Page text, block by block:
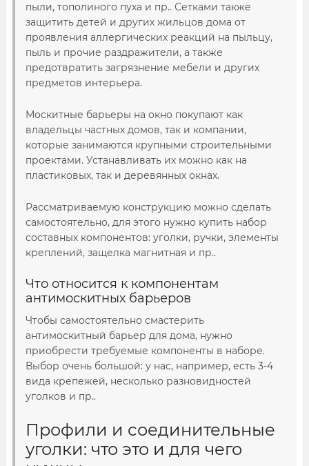
пыли, тополиного пуха и пр.. Сетками также
защитить детей и других жильцов дома от
проявления аллергических реакций на пыльцу,
пыль и прочие раздражители, а также
предотвратить загрязнение мебели и других
предметов интерьера.
Москитные барьеры на окно покупают как
владельцы частных домов, так и компании,
которые занимаются крупными строительными
проектами. Устанавливать их можно как на
пластиковых, так и деревянных окнах.
Рассматриваемую конструкцию можно сделать
самостоятельно, для этого нужно купить набор
составных компонентов: уголки, ручки, элементы
креплений, защелка магнитная и пр..
Что относится к компонентам
антимоскитных барьеров
Чтобы самостоятельно смастерить
антимоскитный барьер для дома, нужно
приобрести требуемые компоненты в наборе.
Выбор очень большой: у нас, например, есть 3-4
вида крепежей, несколько разновидностей
уголков и пр..
Профили и соединительные
уголки: что это и для чего